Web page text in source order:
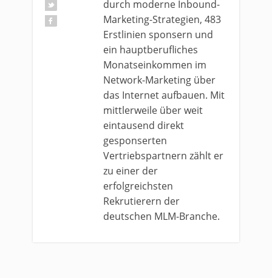
durch moderne Inbound-
Marketing-Strategien, 483
Erstlinien sponsern und
ein hauptberufliches
Monatseinkommen im
Network-Marketing über
das Internet aufbauen. Mit
mittlerweile über weit
eintausend direkt
gesponserten
Vertriebspartnern zählt er
zu einer der
erfolgreichsten
Rekrutierern der
deutschen MLM-Branche.